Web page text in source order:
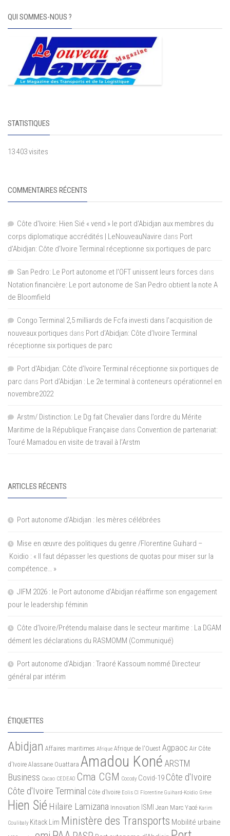
QUI SOMMES-NOUS ?
STATISTIQUES
13 403 visites
COMMENTAIRES RÉCENTS
Côte d'Ivoire: Hien Sié « vend » le port d'Abidjan aux membres du
corps diplomatique accrédités | LeNouveauNavire dans Port
d’Abidjan: Côte d’Ivoire Terminal réceptionne six portiques de parc
San Pedro: Le Port autonome et l’OFT unissent leurs forces dans
Notation financière: Le port autonome de San Pedro obtient la note A
de Bloomfield
Congo Terminal 2,5 milliards de Fcfa investi dans l’acquisition de
nouveaux portiques dans Port d’Abidjan: Côte d’Ivoire Terminal
réceptionne six portiques de parc
Port d'Abidjan: Côte d’Ivoire Terminal réceptionne six portiques de
parc dans Port d’Abidjan : Le 2e terminal à conteneurs opérationnel en
novembre2022
Arstm/ Distinction: Le Dg fait Chevalier dans l’ordre du Mérite
Maritime de la République Française dans Convention de partenariat:
Touré Mamadou en visite de travail à l’Arstm
ARTICLES RÉCENTS
Port autonome d’Abidjan : les mères célébrées
Mise en œuvre des politiques du genre /Florentine Guihard –
Koidio : « Il faut dépasser les questions de quotas pour miser sur la
compétence… »
JIFM 2026 : le Port autonome d’Abidjan réaffirme son engagement
pour le leadership féminin
Côte d’Ivoire/Prétendu malaise dans le secteur maritime : La DGAM
dément les déclarations du RASMOMM (Communiqué)
Port autonome d’Abidjan : Traoré Kassoum nommé Directeur
général par intérim
ÉTIQUETTES
Abidjan Affaires maritimes Afrique Afrique de l'Ouest Agpaoc Air Côte
d'Ivoire Alassane Ouattara Amadou Koné ARSTM
Business Cacao CEDEAO Cma CGM Cocody Covid-19 Côte d'Ivoire
Côte d'Ivoire Terminal Côte d’Ivoire Eolis CI Florentine Guihard-Koidio Grève
Hien Sié Hilaire Lamizana Innovation ISMI Jean Marc Yacé Karim
Coulibaly Kitack Lim Ministère des Transports Mobilité urbaine